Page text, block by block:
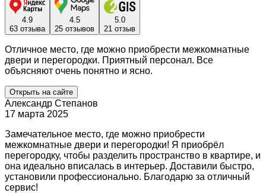
4.9
63 отзыва
4.5
25 отзывов
5.0
21 отзыв
Отличное место, где можно приобрести межкомнатные
двери и перегородки. Приятный персонал. Все
объясняют очень понятно и ясно.
Открыть на сайте
Александр Степанов
17 марта 2025
Замечательное место, где можно приобрести
межкомнатные двери и перегородки! Я приобрёл
перегородку, чтобы разделить пространство в квартире, и
она идеально вписалась в интерьер. Доставили быстро,
установили профессионально. Благодарю за отличный
сервис!